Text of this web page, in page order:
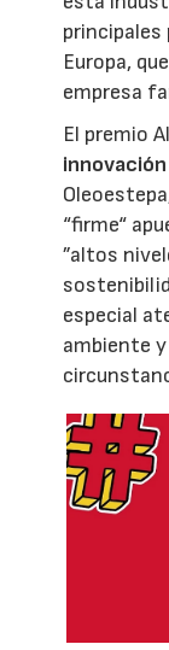
principales
Europa,
empresa
El premio
innovación
“firme“
”altos
especial
ambiente